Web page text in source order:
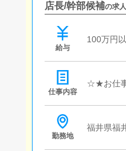
店長/幹部候補の求
給与
100万円
仕事内容
☆★お仕
勤務地
福井県福